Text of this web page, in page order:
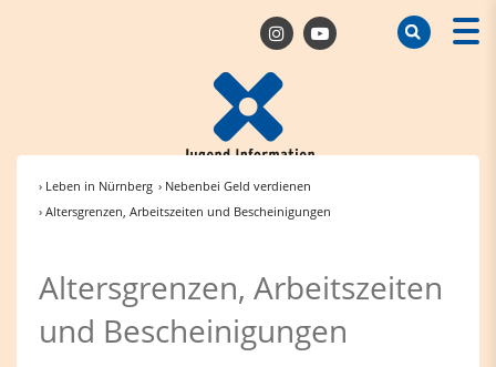
› Leben in Nürnberg › Nebenbei Geld verdienen
› Altersgrenzen, Arbeitszeiten und Bescheinigungen
Altersgrenzen, Arbeitszeiten
und Bescheinigungen